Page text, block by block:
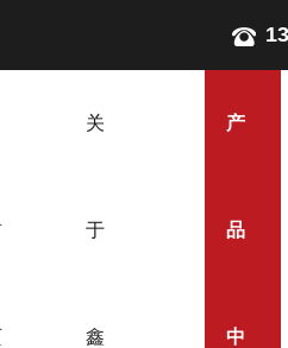
关
于
鑫
产
品
中